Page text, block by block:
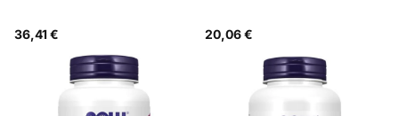
36,41 € 20,06 €